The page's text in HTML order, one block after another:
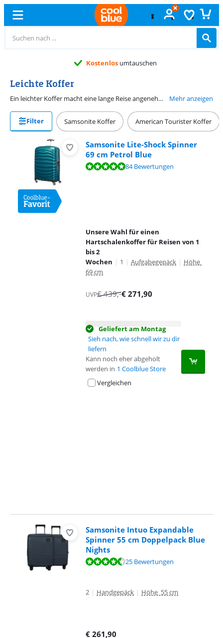
Kostenlos umtauschen
Leichte Koffer
Ein leichter Koffer macht eine lange Reise angenehmer. Weichschalenkoffer sind häufig bereits von sich aus leichter, aber es gibt auch leichte Hartschalenkoffer, zum Beispiel aus CURV oder Polycarbonat. Das Material ist robust, ohne den Trolley schwerer zu machen. Praktisch, denn so kannst du mehr Kilogramm an Gepäck mitnehmen. Es gibt leichte Handgepäckkoffer und leichte mittelgroße sowie große Koffer. Außerdem sind die Trolleys in vielen verschiedenen Farben erhältlich. Mehr anzeigen
Filter Samsonite Koffer American Tourister Koffer
Samsonite Lite-Shock Spinner
69 cm Petrol Blue
Bewertet mit 9,6 von 10, basierend auf 84 Bewertungen.
84 Bewertungen
Unsere Wahl für einen
Hartschalenkoffer für Reisen von 1
bis 2
Wochen | 1 | Aufgabegepäck | Höhe
69 cm
UVP€439,-€ 271,90
Geliefert am Montag
Sieh nach, wie schnell wir zu dir
liefern
Kann noch eher abgeholt
werden in 1 Coolblue Store
Vergleichen
Samsonite Intuo Expandable
Spinner 55 cm Doppelpack Blue
Nights
Bewertet mit 9,1 von 10, basierend auf 25 Bewertungen.
25 Bewertungen
2 | Handgepäck | Höhe 55 cm
€ 261,90